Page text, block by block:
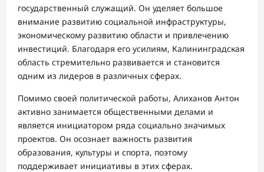
государственный служащий. Он уделяет большое
внимание развитию социальной инфраструктуры,
экономическому развитию области и привлечению
инвестиций. Благодаря его усилиям, Калининградская
область стремительно развивается и становится
одним из лидеров в различных сферах.
Помимо своей политической работы, Алиханов Антон
активно занимается общественными делами и
является инициатором ряда социально значимых
проектов. Он осознает важность развития
образования, культуры и спорта, поэтому
поддерживает инициативы в этих сферах.